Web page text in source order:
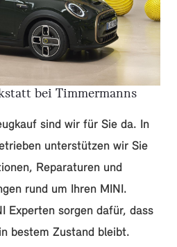
bei Timmermanns
sind wir für Sie da. In
unterstützen wir Sie
Reparaturen und
rund um Ihren MINI.
Experten sorgen dafür, dass
bestem Zustand bleibt.